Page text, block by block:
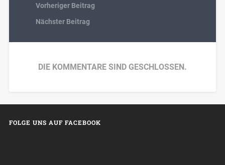
Vorheriger Beitrag
Nächster Beitrag
DIE KOMMENTARE SIND GESCHLOSSEN.
FOLGE UNS AUF FACEBOOK